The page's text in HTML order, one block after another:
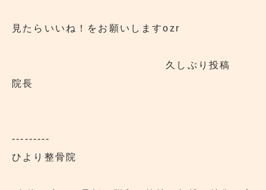
見たらいいね！をお願いしますozr
久しぶり投稿
院長
---------
ひより整骨院